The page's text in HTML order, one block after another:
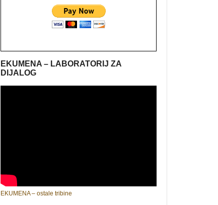
EKUMENA – LABORATORIJ ZA
DIJALOG
EKUMENA – ostale tribine